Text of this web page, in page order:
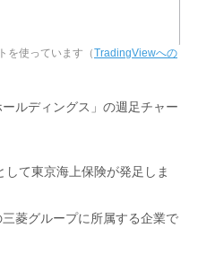
を使っています（TradingViewへの
ルディングス」の週足チャー
て東京海上保険が発足しま
菱グループに所属する企業で